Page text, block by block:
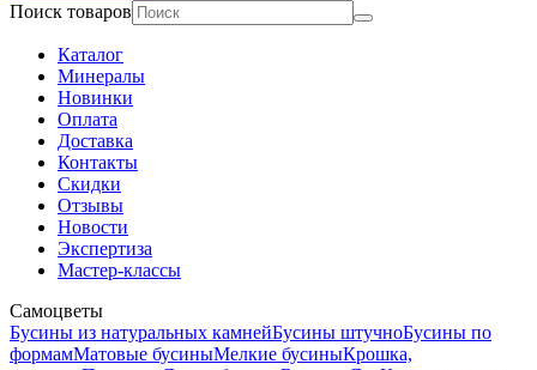
Поиск товаров
Каталог
Минералы
Новинки
Оплата
Доставка
Контакты
Скидки
Отзывы
Новости
Экспертиза
Мастер-классы
Самоцветы
Бусины из натуральных камнейБусины штучноБусины по
формамМатовые бусиныМелкие бусиныКрошка,